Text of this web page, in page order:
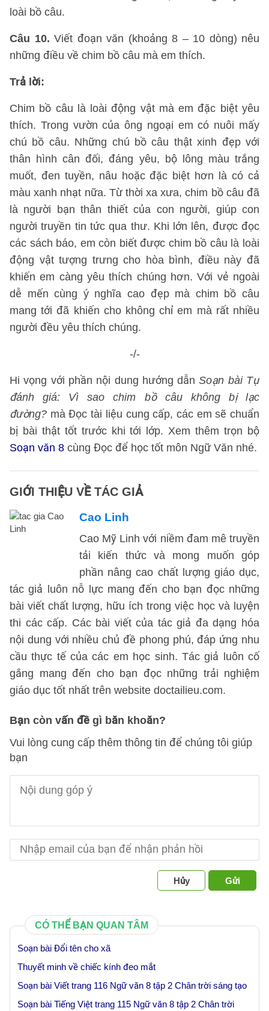
loài bồ câu.
Câu 10. Viết đoạn văn (khoảng 8 – 10 dòng) nêu
những điều về chim bồ câu mà em thích.
Trả lời:
Chim bồ câu là loài động vật mà em đặc biệt yêu
thích. Trong vườn của ông ngoại em có nuôi mấy
chú bồ câu. Những chú bồ câu thật xinh đẹp với
thân hình cân đối, đáng yêu, bộ lông màu trắng
muốt, đen tuyền, nâu hoặc đặc biệt hơn là có cả
màu xanh nhạt nữa. Từ thời xa xưa, chim bồ câu đã
là người bạn thân thiết của con người, giúp con
người truyền tin tức qua thư. Khi lớn lên, được đọc
các sách báo, em còn biết được chim bồ câu là loài
động vật tượng trưng cho hòa bình, điều này đã
khiến em càng yêu thích chúng hơn. Với vẻ ngoài
dễ mến cùng ý nghĩa cao đẹp mà chim bồ câu
mang tới đã khiến cho không chỉ em mà rất nhiều
người đều yêu thích chúng.
-/-
Hi vọng với phần nội dung hướng dẫnSoạn bài Tự
đánh giá: Vì sao chim bồ câu không bị lạc
đường? mà Đọc tài liệu cung cấp, các em sẽ chuẩn
bị bài thật tốt trước khi tới lớp. Xem thêm trọn bộ
Soạn văn 8 cùng Đọc để học tốt môn Ngữ Văn nhé.
GIỚI THIỆU VỀ TÁC GIẢ
Cao Linh
Cao Mỹ Linh với niềm đam mê truyền
tải kiến thức và mong muốn góp
phần nâng cao chất lượng giáo dục,
tác giả luôn nỗ lực mang đến cho bạn đọc những
bài viết chất lượng, hữu ích trong việc học và luyện
thi các cấp. Các bài viết của tác giả đa dạng hóa
nội dung với nhiều chủ đề phong phú, đáp ứng nhu
cầu thực tế của các em học sinh. Tác giả luôn cố
gắng mang đến cho bạn đọc những trải nghiệm
giáo dục tốt nhất trên website doctailieu.com.
Bạn còn vấn đề gì băn khoăn?
Vui lòng cung cấp thêm thông tin để chúng tôi giúp
bạn
Hủy Gửi
CÓ THỂ BẠN QUAN TÂM
Soạn bài Đổi tên cho xã
Thuyết minh về chiếc kính đeo mắt
Soạn bài Viết trang 116 Ngữ văn 8 tập 2 Chân trời sáng tạo
Soạn bài Tiếng Việt trang 115 Ngữ văn 8 tập 2 Chân trời